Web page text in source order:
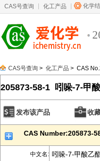
CAS号查询 化工产品 化学
CAS号查询 > 化工产品 > CAS
205873-58-1 吲哚-7-甲
发布该产品 收
CAS Number:205873-
中文名: 吲哚-7-甲酸乙